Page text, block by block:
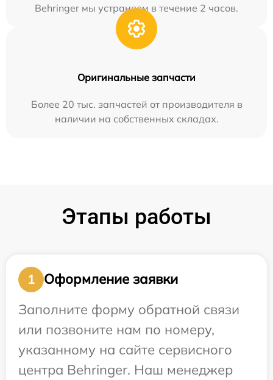
Behringer мы устраняем в течение 2 часов.
Оригинальные запчасти
Более 20 тыс. запчастей от производителя в
наличии на собственных складах.
Этапы работы
1
Оформление заявки
Заполните форму обратной связи
или позвоните нам по номеру,
указанному на сайте сервисного
центра Behringer. Наш менеджер